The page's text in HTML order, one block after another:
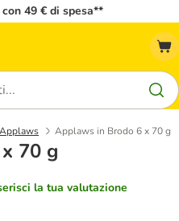
49 € di spesa**
Applaws Applaws in Brodo 6 x 70 g
70 g
la tua valutazione